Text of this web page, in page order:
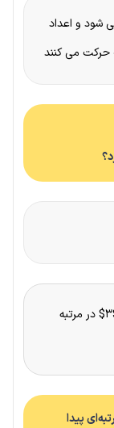
شود و اعداد
می کنند
در عدد $۷۳۰$، رقم $۰$ در مرتبه یکان، رقم $۳$ در مرتبه
کنیم، رقم ۷ چه مرتبه‌ای پیدا